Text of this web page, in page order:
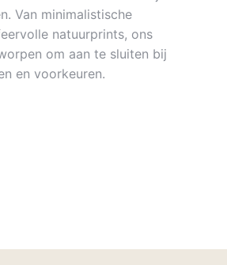
Van minimalistische
natuurprints, ons
om aan te sluiten bij
en voorkeuren.